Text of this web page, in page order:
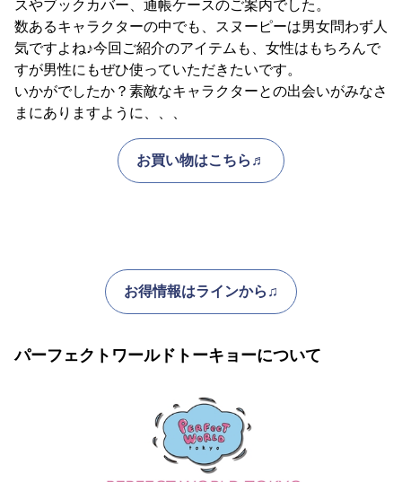
スやブックカバー、通帳ケースのご案内でした。
数あるキャラクターの中でも、スヌーピーは男女問わず人
気ですよね♪今回ご紹介のアイテムも、女性はもちろんで
すが男性にもぜひ使っていただきたいです。
いかがでしたか？素敵なキャラクターとの出会いがみなさ
まにありますように、、、
お買い物はこちら♬
お得情報はラインから♫
パーフェクトワールドトーキョーについて